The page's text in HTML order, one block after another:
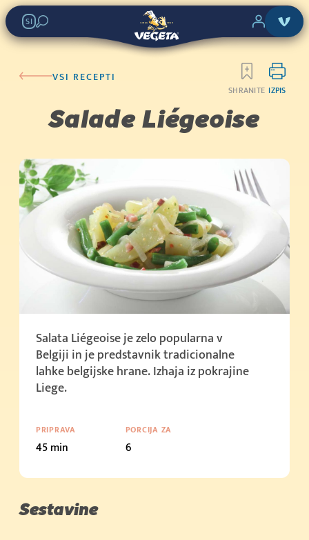
SI
VSI RECEPTI
SHRANITE IZPIS
Salade Liégeoise
Salata Liégeoise je zelo popularna v
Belgiji in je predstavnik tradicionalne
lahke belgijske hrane. Izhaja iz pokrajine
Liege.
PRIPRAVA
45 min
PORCIJA ZA
6
Sestavine